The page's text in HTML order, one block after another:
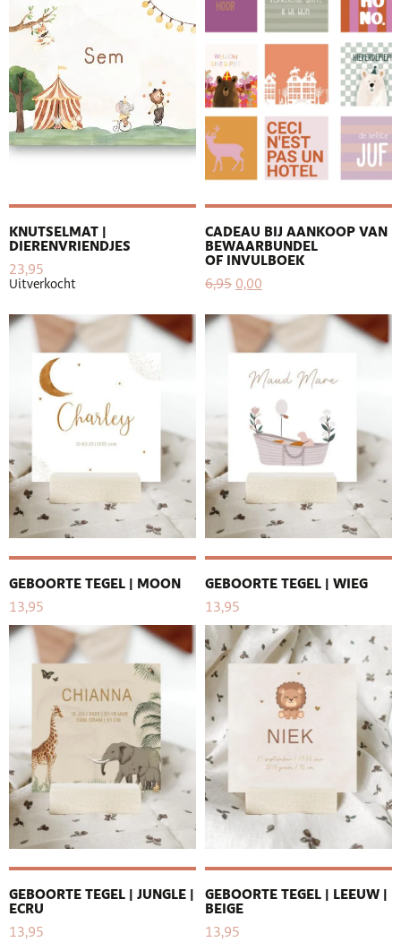
KNUTSELMAT |
DIERENVRIENDJES
23,95
Uitverkocht
CADEAU BIJ AANKOOP VAN
BEWAARBUNDEL
OF INVULBOEK
6,95 0,00
GEBOORTE TEGEL | MOON
13,95
GEBOORTE TEGEL | WIEG
13,95
GEBOORTE TEGEL | JUNGLE |
ECRU
13,95
GEBOORTE TEGEL | LEEUW |
BEIGE
13,95